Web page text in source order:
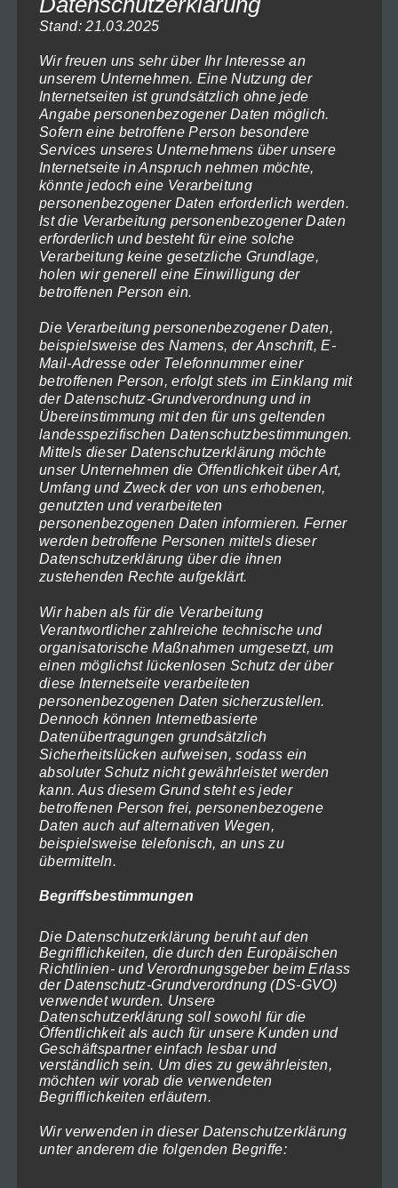
sächsische Schweiz-Bastei-2018-531
119,00€ – 1.199,00€Preisspanne:
119,00€
bis
(inkl. MwSt)
Ausführung wählen
Produkt
mehrere
Varianten
auf.
Die
Optionen
können
auf
der
Produktseite
gewählt
The Horizon 2
119,00€ – 1.199,00€Preisspanne:
119,00€
bis
1.199,00€
(inkl. MwSt)
Produkt
weist
mehrere
Varianten
auf.
Die
Optionen
können
auf
der
gewählt
werden
Nordsee 2018-473
Dieses
Produkt
weist
mehrere
Varianten
auf.
Die
Optionen
können
auf
der
gewählt
werden
Stand: 21.03.2025
Wir freuen uns sehr über Ihr Interesse an
unserem Unternehmen. Eine Nutzung der
Internetseiten ist grundsätzlich ohne jede
Angabe personenbezogener Daten möglich.
Sofern eine betroffene Person besondere
Services unseres Unternehmens über unsere
Internetseite in Anspruch nehmen möchte,
könnte jedoch eine Verarbeitung
personenbezogener Daten erforderlich werden.
Ist die Verarbeitung personenbezogener Daten
erforderlich und besteht für eine solche
Verarbeitung keine gesetzliche Grundlage,
holen wir generell eine Einwilligung der
betroffenen Person ein.
Die Verarbeitung personenbezogener Daten,
beispielsweise des Namens, der Anschrift, E-
Mail-Adresse oder Telefonnummer einer
betroffenen Person, erfolgt stets im Einklang mit
der Datenschutz-Grundverordnung und in
Übereinstimmung mit den für uns geltenden
landesspezifischen Datenschutzbestimmungen.
Mittels dieser Datenschutzerklärung möchte
unser Unternehmen die Öffentlichkeit über Art,
Umfang und Zweck der von uns erhobenen,
genutzten und verarbeiteten
personenbezogenen Daten informieren. Ferner
werden betroffene Personen mittels dieser
Datenschutzerklärung über die ihnen
zustehenden Rechte aufgeklärt.
Wir haben als für die Verarbeitung
Verantwortlicher zahlreiche technische und
organisatorische Maßnahmen umgesetzt, um
einen möglichst lückenlosen Schutz der über
diese Internetseite verarbeiteten
personenbezogenen Daten sicherzustellen.
Dennoch können Internetbasierte
Datenübertragungen grundsätzlich
Sicherheitslücken aufweisen, sodass ein
absoluter Schutz nicht gewährleistet werden
kann. Aus diesem Grund steht es jeder
betroffenen Person frei, personenbezogene
Daten auch auf alternativen Wegen,
beispielsweise telefonisch, an uns zu
übermitteln.
Begriffsbestimmungen
Die Datenschutzerklärung beruht auf den
Begrifflichkeiten, die durch den Europäischen
Richtlinien- und Verordnungsgeber beim Erlass
der Datenschutz-Grundverordnung (DS-GVO)
verwendet wurden. Unsere
Datenschutzerklärung soll sowohl für die
Öffentlichkeit als auch für unsere Kunden und
Geschäftspartner einfach lesbar und
verständlich sein. Um dies zu gewährleisten,
möchten wir vorab die verwendeten
Begrifflichkeiten erläutern.
Wir verwenden in dieser Datenschutzerklärung
unter anderem die folgenden Begriffe: